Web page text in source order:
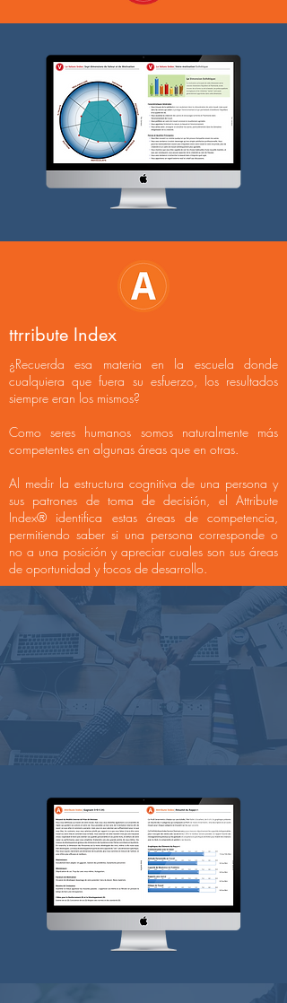
ttrribute Index
¿Recuerda esa materia en la escuela donde
cualquiera que fuera su esfuerzo, los resultados
siempre eran los mismos?
Como seres humanos somos naturalmente más
competentes en algunas áreas que en otras.
Al medir la estructura cognitiva de una persona y
sus patrones de toma de decisión, el Attribute
Index® identifica estas áreas de competencia,
permitiendo saber si una persona corresponde o
no a una posición y apreciar cuales son sus áreas
de oportunidad y focos de desarrollo.